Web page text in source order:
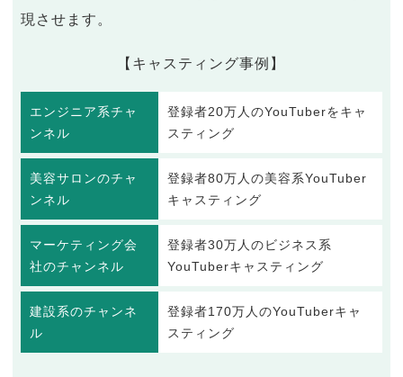
現させます。
【キャスティング事例】
エンジニア系チャ
ンネル
登録者20万人のYouTuberをキャ
スティング
美容サロンのチャ
ンネル
登録者80万人の美容系YouTuber
キャスティング
マーケティング会
社のチャンネル
登録者30万人のビジネス系
YouTuberキャスティング
建設系のチャンネ
ル
登録者170万人のYouTuberキャ
スティング